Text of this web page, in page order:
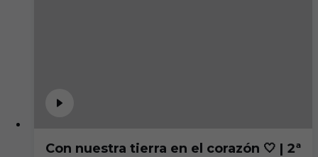
Con nuestra tierra en el corazón 🤍 | 2ª